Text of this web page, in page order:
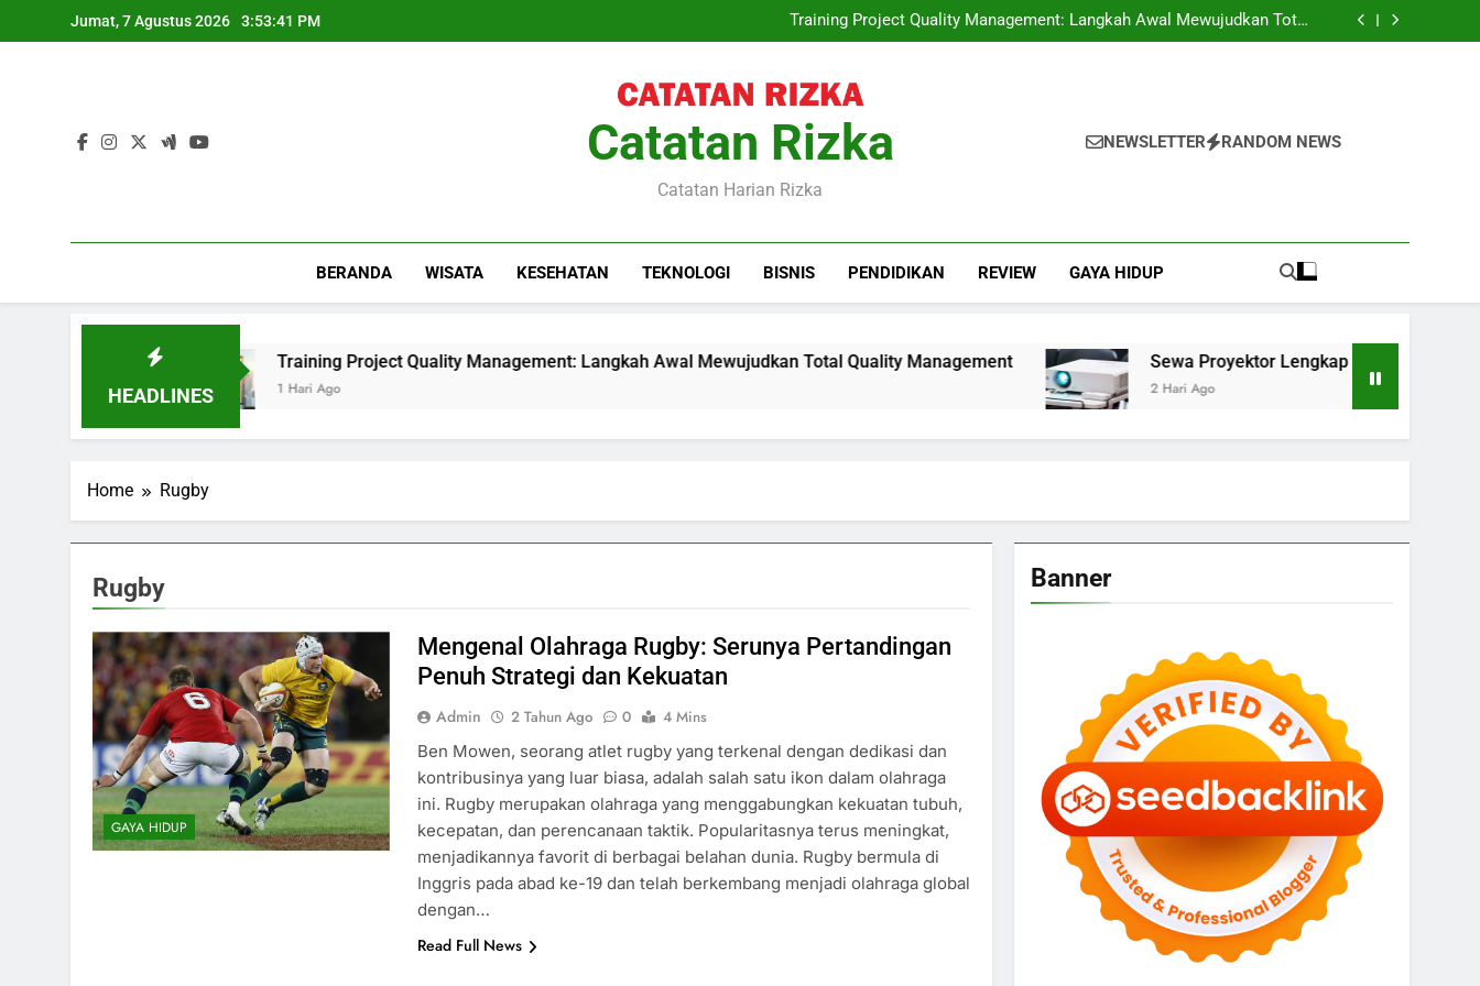
to
Jumat, 7 Agustus 2026 3:53:41 PM
Training Project Quality Management: Langkah Awal Mewujudkan Total
Quality Management
Sewa Proyektor Lengkap dengan Instalasi, Praktis Tanpa Ribet
Training Project Quality Management: Langkah Awal Mewujudkan Total
Peran Konsultan Hukum Ketenagakerjaan di Indonesia dalam Mendukung
Kepatuhan dan Keberlanjutan Bisnis
Catatan Rizka
Catatan Harian Rizka
NEWSLETTER RANDOM NEWS
BERANDA WISATA KESEHATAN TEKNOLOGI BISNIS PENDIDIKAN REVIEW GAYA HIDUP
HEADLINES
Training Project Quality Management: Langkah Awal Mewujudkan Total Quality Management
1 Hari Ago
Sewa Proyektor Lengkap dengan Instalasi,
2 Hari Ago
Home Rugby
Rugby
GAYA HIDUP
Mengenal Olahraga Rugby: Serunya Pertandingan
Penuh Strategi dan Kekuatan
Admin 2 Tahun Ago 0
4 Mins
Ben Mowen, seorang atlet rugby yang terkenal dengan dedikasi dan
kontribusinya yang luar biasa, adalah salah satu ikon dalam olahraga
ini. Rugby merupakan olahraga yang menggabungkan kekuatan tubuh,
kecepatan, dan perencanaan taktik. Popularitasnya terus meningkat,
menjadikannya favorit di berbagai belahan dunia. Rugby bermula di
Inggris pada abad ke-19 dan telah berkembang menjadi olahraga global
dengan…
Read Full News
Banner